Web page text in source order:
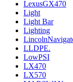
LexusGX470
Light
Light Bar
Lighting
LLDPE.
LowPSI
LX470
LX570